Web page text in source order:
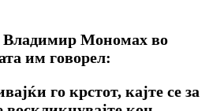
Владимир Мономах во
им говорел:
го крстот, кајте се за